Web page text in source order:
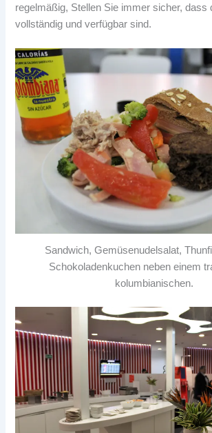
regelmäßig, Stellen Sie immer sicher, dass
vollständig und verfügbar sind.
Sandwich, Gemüsenudelsalat,
Schokoladenkuchen neben einem
kolumbianischen.